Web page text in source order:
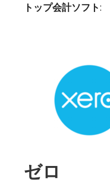
トップ会計ソフト:
ゼロ